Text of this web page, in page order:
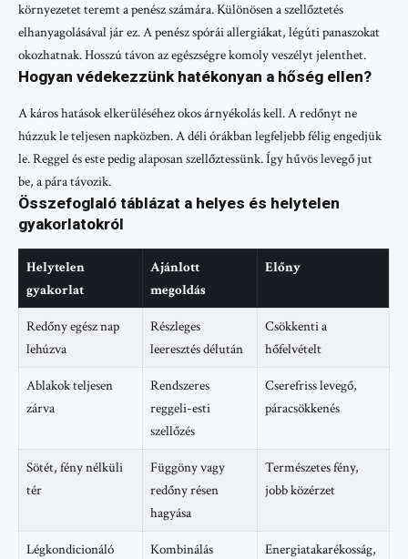
környezetet teremt a penész számára. Különösen a szellőztetés
elhanyagolásával jár ez. A penész spórái allergiákat, légúti panaszokat
okozhatnak. Hosszú távon az egészségre komoly veszélyt jelenthet.
Hogyan védekezzünk hatékonyan a hőség ellen?
A káros hatások elkerüléséhez okos árnyékolás kell. A redőnyt ne
húzzuk le teljesen napközben. A déli órákban legfeljebb félig engedjük
le. Reggel és este pedig alaposan szellőztessünk. Így hűvös levegő jut
be, a pára távozik.
Összefoglaló táblázat a helyes és helytelen
gyakorlatokról
Helytelen
gyakorlat
Ajánlott
megoldás
Előny
Redőny egész nap
lehúzva
Részleges
leeresztés délután
Csökkenti a
hőfelvételt
Ablakok teljesen
zárva
Rendszeres
reggeli-esti
szellőzés
Cserefriss levegő,
páracsökkenés
Sötét, fény nélküli
tér
Függöny vagy
redőny résen
hagyása
Természetes fény,
jobb közérzet
Légkondicionáló
Kombinálás
Energiatakarékosság,